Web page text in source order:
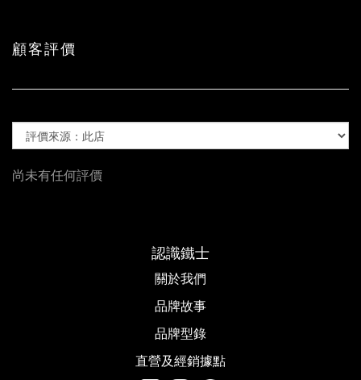
顧客評價
尚未有任何評價
認識鐵士
關於我們
品牌故事​
品牌型錄
直營及經銷據點